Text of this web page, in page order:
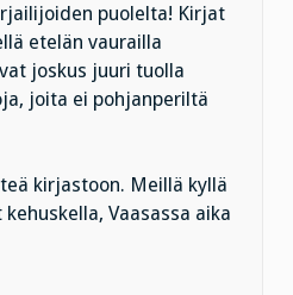
puolelta! Kirjat
etelän vaurailla
joskus juuri tuolla
joita ei pohjanperiltä
kirjastoon. Meillä kyllä
Vaasassa aika